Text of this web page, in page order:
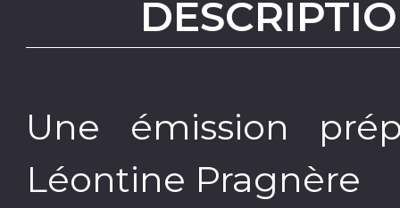
Une émission
Léontine Pragnère